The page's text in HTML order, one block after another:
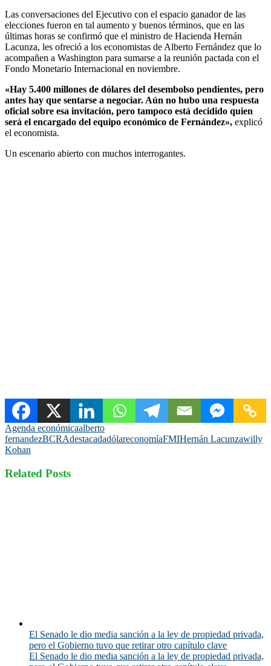
Las conversaciones del Ejecutivo con el espacio ganador de las
elecciones fueron en tal aumento y buenos términos, que en las
últimas horas se confirmó que el ministro de Hacienda Hernán
Lacunza, les ofreció a los economistas de Alberto Fernández que lo
acompañen a Washington para sumarse a la reunión pactada con el
Fondo Monetario Internacional en noviembre.
«Hay 5.400 millones de dólares del desembolso pendientes, pero
antes hay que sentarse a negociar. Aún no hubo una respuesta
oficial sobre esa invitación, pero tampoco está decidido quien
será el encargado del equipo económico de Fernández», explicó
el economista.
Un escenario abierto con muchos interrogantes.
Agenda económicaalberto
fernandezBCRAdestacadadólareconomíaFMIHernán Lacunzawilly
Kohan
Related Posts
El Senado le dio media sanción a la ley de propiedad privada,
pero el Gobierno tuvo que retirar otro capítulo clave
El Senado le dio media sanción a la ley de propiedad privada,